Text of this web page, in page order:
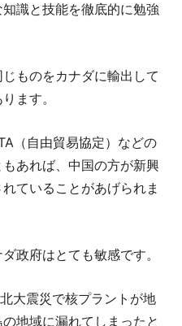
識と技能を徹底的に勉強
ものをカナダに輸出して
ます。
（自由貿易協定）などの
あれば、中国の方が新興
ていることがあげられま
政府はとても敏感です。
大震災で核プラントが地
地域に漏れてしまったと